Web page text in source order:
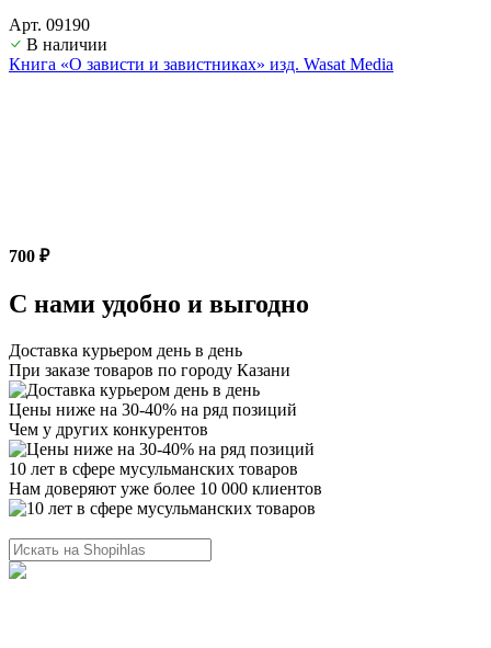
Арт. 09190
В наличии
Книга «О зависти и завистниках» изд. Wasat Media
700 ₽
С нами удобно и выгодно
Доставка курьером день в день
При заказе товаров по городу Казани
Цены ниже на 30-40% на ряд позиций
Чем у других конкурентов
10 лет в сфере мусульманских товаров
Нам доверяют уже более 10 000 клиентов